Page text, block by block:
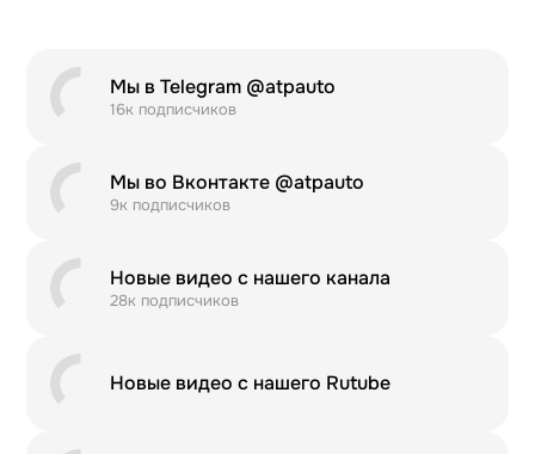
Мы в Telegram @atpauto
16к подписчиков
Мы во Вконтакте @atpauto
9к подписчиков
Новые видео с нашего канала
28к подписчиков
Новые видео с нашего Rutube